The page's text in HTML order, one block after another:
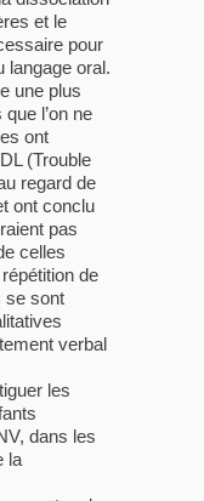
et le
pour
langage oral.
une plus
l’on ne
ont
(Trouble
regard de
ont conclu
pas
celles
de
se sont
verbal
les
dans les
la